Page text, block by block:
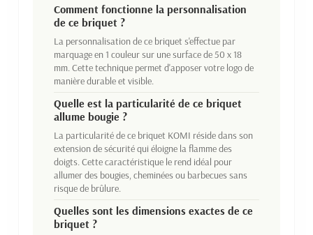
Comment fonctionne la personnalisation
de ce briquet ?
La personnalisation de ce briquet s'effectue par
marquage en 1 couleur sur une surface de 50 x 18
mm. Cette technique permet d'apposer votre logo de
manière durable et visible.
Quelle est la particularité de ce briquet
allume bougie ?
La particularité de ce briquet KOMI réside dans son
extension de sécurité qui éloigne la flamme des
doigts. Cette caractéristique le rend idéal pour
allumer des bougies, cheminées ou barbecues sans
risque de brûlure.
Quelles sont les dimensions exactes de ce
briquet ?